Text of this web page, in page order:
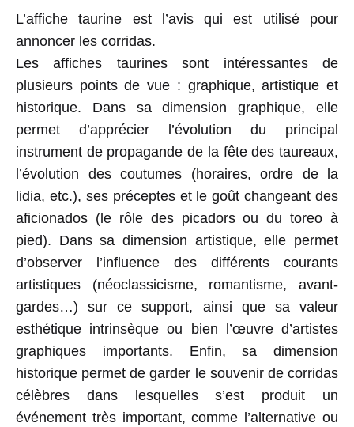
L’affiche taurine est l’avis qui est utilisé pour
annoncer les corridas.
Les affiches taurines sont intéressantes de
plusieurs points de vue : graphique, artistique et
historique. Dans sa dimension graphique, elle
permet d’apprécier l’évolution du principal
instrument de propagande de la fête des taureaux,
l’évolution des coutumes (horaires, ordre de la
lidia, etc.), ses préceptes et le goût changeant des
aficionados (le rôle des picadors ou du toreo à
pied). Dans sa dimension artistique, elle permet
d’observer l’influence des différents courants
artistiques (néoclassicisme, romantisme, avant-
gardes…) sur ce support, ainsi que sa valeur
esthétique intrinsèque ou bien l’œuvre d’artistes
graphiques importants. Enfin, sa dimension
historique permet de garder le souvenir de corridas
célèbres dans lesquelles s’est produit un
événement très important, comme l’alternative ou